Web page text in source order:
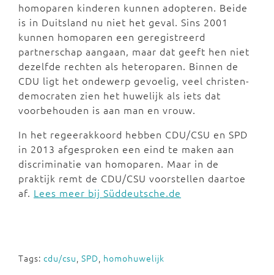
homoparen kinderen kunnen adopteren. Beide
is in Duitsland nu niet het geval. Sins 2001
kunnen homoparen een geregistreerd
partnerschap aangaan, maar dat geeft hen niet
dezelfde rechten als heteroparen. Binnen de
CDU ligt het ondewerp gevoelig, veel christen-
democraten zien het huwelijk als iets dat
voorbehouden is aan man en vrouw.
In het regeerakkoord hebben CDU/CSU en SPD
in 2013 afgesproken een eind te maken aan
discriminatie van homoparen. Maar in de
praktijk remt de CDU/CSU voorstellen daartoe
af. Lees meer bij Süddeutsche.de
Tags: cdu/csu, SPD, homohuwelijk